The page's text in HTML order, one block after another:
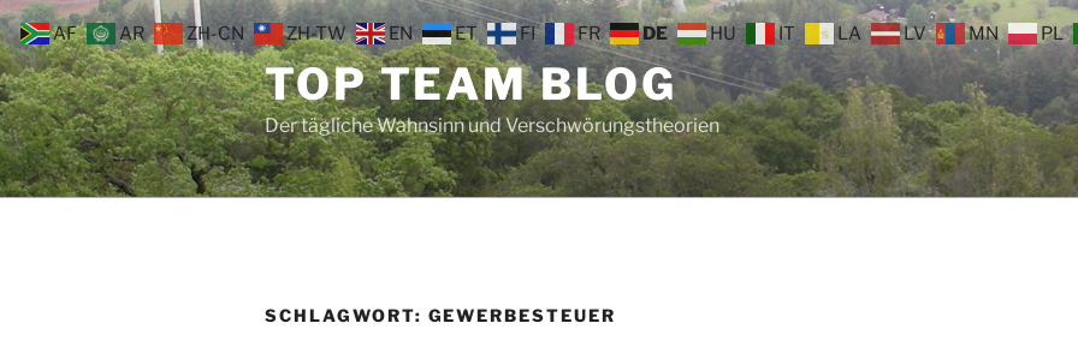
Zum
Inhalt
springen
TOP TEAM BLOG
Der tägliche Wahnsinn und Verschwörungstheorien
SCHLAGWORT: GEWERBESTEUER
AF AR ZH-CN ZH-TW EN ET FI FR DE HU IT LA LV MN PL